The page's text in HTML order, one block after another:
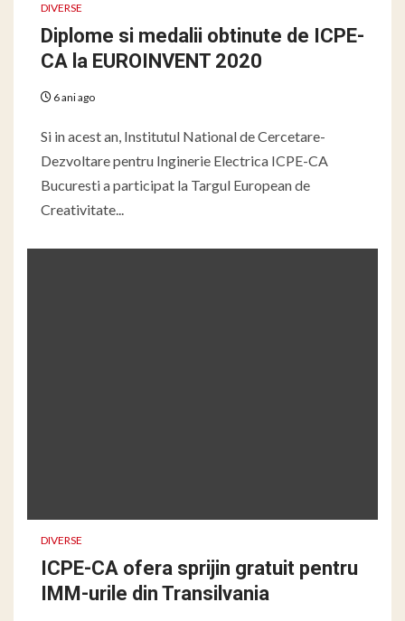
DIVERSE
Diplome si medalii obtinute de ICPE-
CA la EUROINVENT 2020
6 ani ago
Si in acest an, Institutul National de Cercetare-
Dezvoltare pentru Inginerie Electrica ICPE-CA
Bucuresti a participat la Targul European de
Creativitate...
DIVERSE
ICPE-CA ofera sprijin gratuit pentru
IMM-urile din Transilvania